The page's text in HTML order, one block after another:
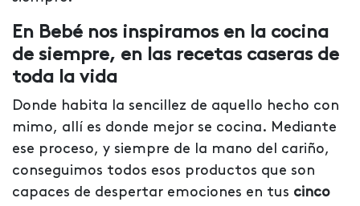
En Bebé nos inspiramos en la cocina
de siempre, en las recetas caseras de
toda la vida
Donde habita la sencillez de aquello hecho con
mimo, allí es donde mejor se cocina. Mediante
ese proceso, y siempre de la mano del cariño,
conseguimos todos esos productos que son
capaces de despertar emociones en tus cinco